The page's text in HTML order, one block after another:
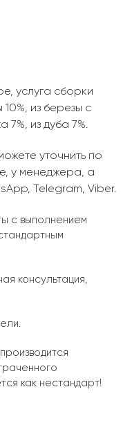
услуга сборки
10%, из березы с
7%, из дуба 7%.
уточнить по
у менеджера, а
Telegram, Viber.
с выполнением
консультация,
как нестандарт!